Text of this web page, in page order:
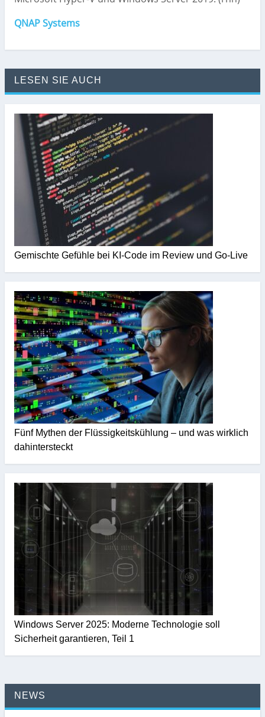
QNAP Systems
LESEN SIE AUCH
Gemischte Gefühle bei KI-Code im Review und Go-Live
Fünf Mythen der Flüssigkeitskühlung – und was wirklich
dahintersteckt
Windows Server 2025: Moderne Technologie soll
Sicherheit garantieren, Teil 1
NEWS